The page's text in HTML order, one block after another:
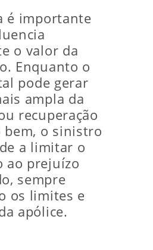
é importante
o valor da
Enquanto o
pode gerar
ampla da
recuperação
o sinistro
a limitar o
ao prejuízo
sempre
os limites e
apólice.